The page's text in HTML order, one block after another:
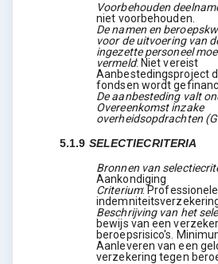
Voorbehouden
niet voorbehouden.
De namen en
voor de uitvoering van
ingezette personeel
vermeld: Niet vereist
Aanbestedingsproject
fondsen wordt
De aanbesteding valt
Overeenkomst inzake
overheidsopdrachten
5.1.9 SELECTIECRITERIA
Bronnen van
Aankondiging
Criterium:
Beschrijving van het
bewijs van een
beroepsrisico's.
Aanleveren van een
verzekering tegen